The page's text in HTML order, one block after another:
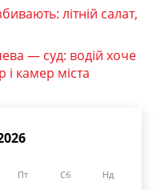
літній салат,
— суд: водій хоче
камер міста
Пт Сб Нд